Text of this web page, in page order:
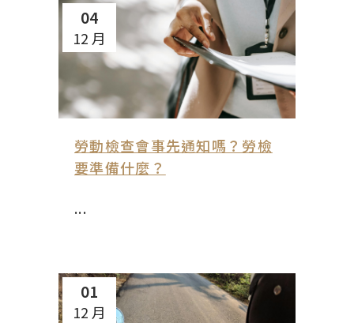
04
12 月
勞動檢查會事先通知嗎？勞檢
要準備什麼？
...
01
12 月